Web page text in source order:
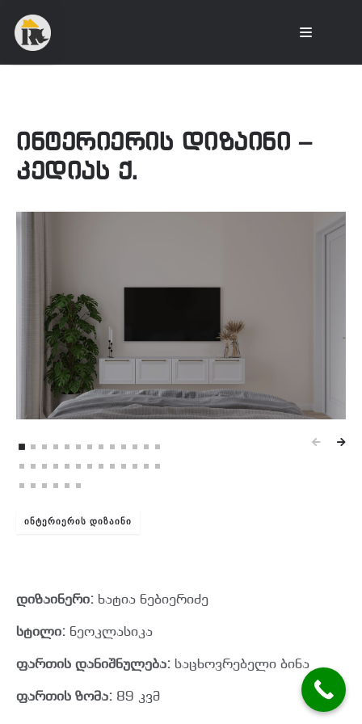
ინტერიერის დიზაინი –
კედიას ქ.
ᲘᲜᲢᲔᲠᲘᲔᲠᲘᲡ ᲓᲘᲖᲐᲘᲜᲘ
დიზაინერი: ხატია ნებიერიძე
სტილი: ნეოკლასიკა
ფართის დანიშნულება: საცხოვრებელი ბინა
ფართის ზომა: 89 კვმ